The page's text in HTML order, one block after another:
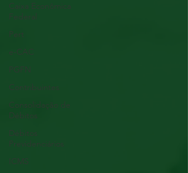
Caixa Econômica
Federal
Pert
e-CAC
PGFN
Contribuintes
Consolidação de
Débitos
Débitos
Previdenciários
ICMS